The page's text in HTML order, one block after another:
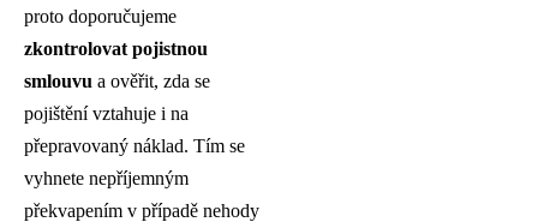
proto doporučujeme
zkontrolovat pojistnou
smlouvu a ověřit, zda se
pojištění vztahuje i na
přepravovaný náklad. Tím se
vyhnete nepříjemným
překvapením v případě nehody